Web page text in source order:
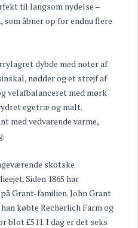
til langsom nydelse –
som åbner op for endnu flere
dybde med noter af
nødder og et strejf af
velafbalanceret med mørk
egetræ og malt.
med vedvarende varme,
skotske
Siden 1865 har
Grant-familien. John Grant
købte Recherlich Farm og
blot £511. I dag er det seks